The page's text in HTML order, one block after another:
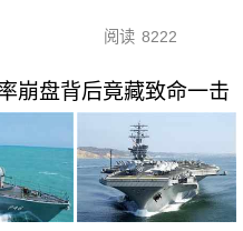
阅读 8222
崩盘背后竟藏致命一击